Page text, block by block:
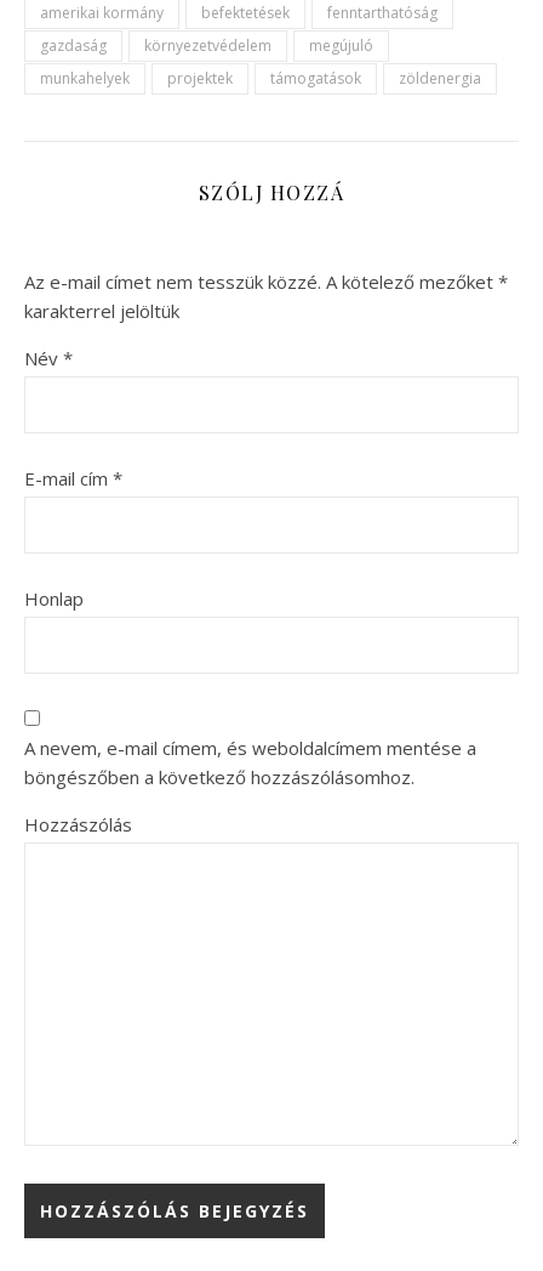
amerikai kormány befektetések
fenntarthatóság
gazdaság
környezetvédelem
megújuló
munkahelyek
projektek támogatások zöldenergia
SZÓLJ HOZZÁ
Az e-mail címet nem tesszük közzé. A kötelező mezőket *
karakterrel jelöltük
Név *
E-mail cím *
Honlap
A nevem, e-mail címem, és weboldalcímem mentése a
böngészőben a következő hozzászólásomhoz.
Hozzászólás